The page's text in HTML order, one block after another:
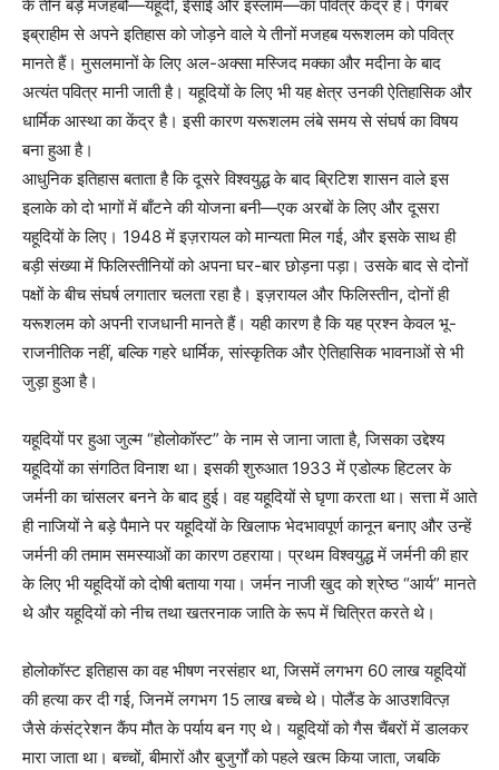
के तीन बड़े मजहबों—यहूदी, ईसाई और इस्लाम—का पवित्र केंद्र है। पैगंबर
इब्राहीम से अपने इतिहास को जोड़ने वाले ये तीनों मजहब यरूशलम को पवित्र
मानते हैं। मुसलमानों के लिए अल-अक्सा मस्जिद मक्का और मदीना के बाद
अत्यंत पवित्र मानी जाती है। यहूदियों के लिए भी यह क्षेत्र उनकी ऐतिहासिक और
धार्मिक आस्था का केंद्र है। इसी कारण यरूशलम लंबे समय से संघर्ष का विषय
बना हुआ है।
आधुनिक इतिहास बताता है कि दूसरे विश्वयुद्ध के बाद ब्रिटिश शासन वाले इस
इलाके को दो भागों में बाँटने की योजना बनी—एक अरबों के लिए और दूसरा
यहूदियों के लिए। 1948 में इज़रायल को मान्यता मिल गई, और इसके साथ ही
बड़ी संख्या में फिलिस्तीनियों को अपना घर-बार छोड़ना पड़ा। उसके बाद से दोनों
पक्षों के बीच संघर्ष लगातार चलता रहा है। इज़रायल और फिलिस्तीन, दोनों ही
यरूशलम को अपनी राजधानी मानते हैं। यही कारण है कि यह प्रश्न केवल भू-
राजनीतिक नहीं, बल्कि गहरे धार्मिक, सांस्कृतिक और ऐतिहासिक भावनाओं से भी
जुड़ा हुआ है।
यहूदियों पर हुआ जुल्म “होलोकॉस्ट” के नाम से जाना जाता है, जिसका उद्देश्य
यहूदियों का संगठित विनाश था। इसकी शुरुआत 1933 में एडोल्फ हिटलर के
जर्मनी का चांसलर बनने के बाद हुई। वह यहूदियों से घृणा करता था। सत्ता में आते
ही नाजियों ने बड़े पैमाने पर यहूदियों के खिलाफ भेदभावपूर्ण कानून बनाए और उन्हें
जर्मनी की तमाम समस्याओं का कारण ठहराया। प्रथम विश्वयुद्ध में जर्मनी की हार
के लिए भी यहूदियों को दोषी बताया गया। जर्मन नाजी खुद को श्रेष्ठ “आर्य” मानते
थे और यहूदियों को नीच तथा खतरनाक जाति के रूप में चित्रित करते थे।
होलोकॉस्ट इतिहास का वह भीषण नरसंहार था, जिसमें लगभग 60 लाख यहूदियों
की हत्या कर दी गई, जिनमें लगभग 15 लाख बच्चे थे। पोलैंड के आउशवित्ज़
जैसे कंसंट्रेशन कैंप मौत के पर्याय बन गए थे। यहूदियों को गैस चैंबरों में डालकर
मारा जाता था। बच्चों, बीमारों और बुजुर्गों को पहले खत्म किया जाता, जबकि